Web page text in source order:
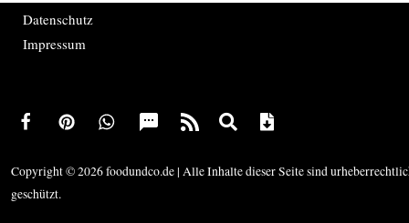
Datenschutz
Impressum
Copyright © 2026 foodundco.de | Alle Inhalte dieser Seite sind
geschützt.